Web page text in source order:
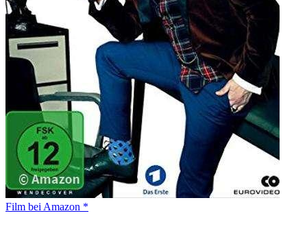
Film bei Amazon *